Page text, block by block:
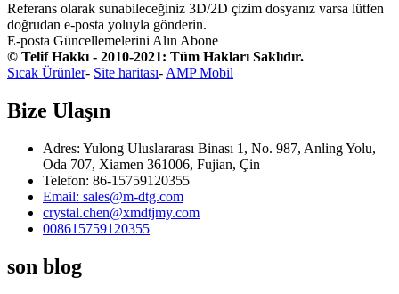
Referans olarak sunabileceğiniz 3D/2D çizim dosyanız varsa lütfen
doğrudan e-posta yoluyla gönderin.
E-posta Güncellemelerini Alın Abone
© Telif Hakkı - 2010-2021: Tüm Hakları Saklıdır.
Sıcak Ürünler- Site haritası- AMP Mobil
Bize Ulaşın
Adres: Yulong Uluslararası Binası 1, No. 987, Anling Yolu,
Oda 707, Xiamen 361006, Fujian, Çin
Telefon: 86-15759120355
Email: sales@m-dtg.com
crystal.chen@xmdtjmy.com
008615759120355
son blog